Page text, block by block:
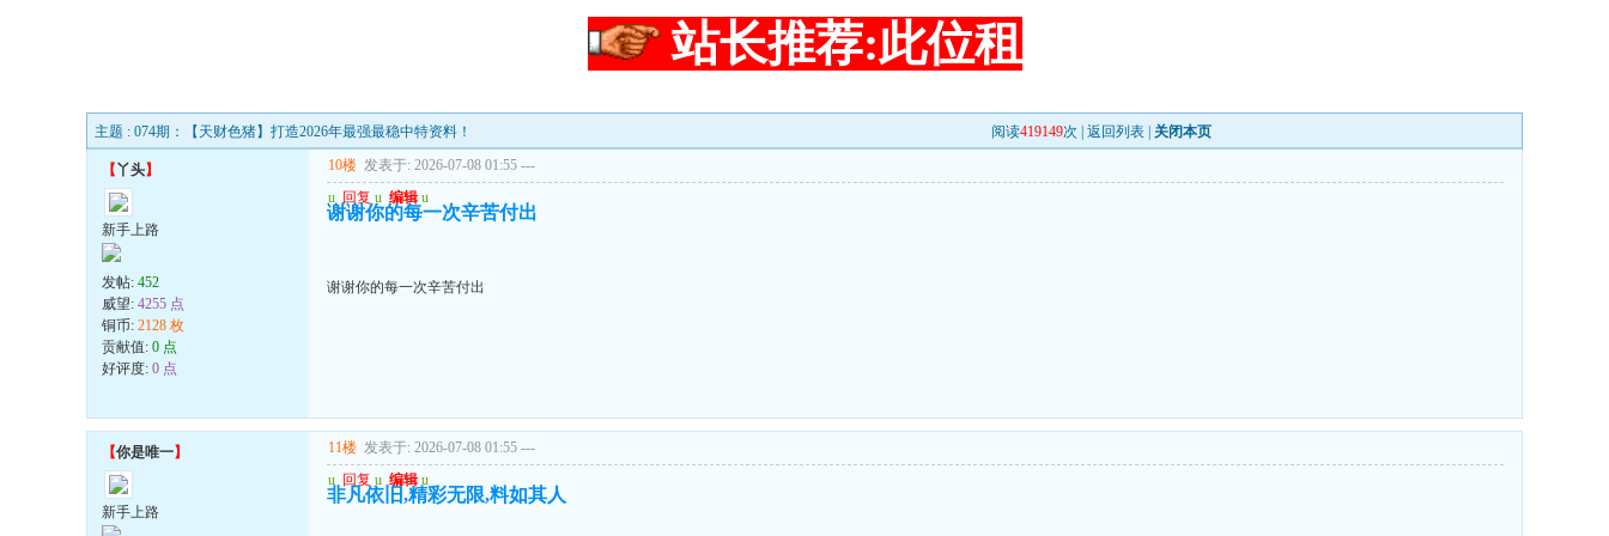
站长推荐:此位租
主题 : 074期：【天财色猪】打造2026年最强最稳中特资料！ 阅读419149次 | 返回列表 关闭本页
【丫头】
新手上路
发帖: 452
威望: 4255 点
铜币: 2128 枚
贡献值: 0 点
好评度: 0 点
10楼 发表于: 2026-07-08 01:55 ---
u 回复 u 编辑 u
谢谢你的每一次辛苦付出
谢谢你的每一次辛苦付出
【你是唯一】
新手上路
11楼 发表于: 2026-07-08 01:55 ---
u 回复 u 编辑 u
非凡依旧,精彩无限,料如其人